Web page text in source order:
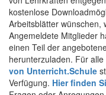
kostenlose
Arbeitsblätter wünschen,
Angemeldete Mitglieder
einen Teil der
herunterzuladen. Für alle
von Unterricht.Schule
Verfügung. Hier finden